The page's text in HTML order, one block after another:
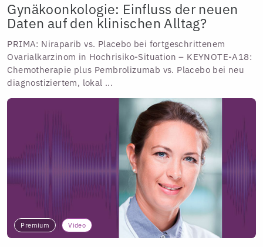
Gynäkoonkologie: Einfluss der neuen
Daten auf den klinischen Alltag?
PRIMA: Niraparib vs. Placebo bei fortgeschrittenem
Ovarialkarzinom in Hochrisiko-Situation – KEYNOTE-A18:
Chemotherapie plus Pembrolizumab vs. Placebo bei neu
diagnostiziertem, lokal ...
Premium Video